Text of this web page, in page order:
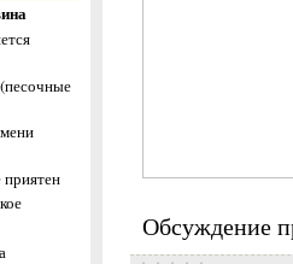
Обсуждение